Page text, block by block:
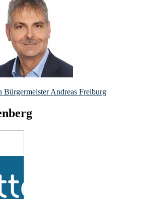
Andreas Freiburg